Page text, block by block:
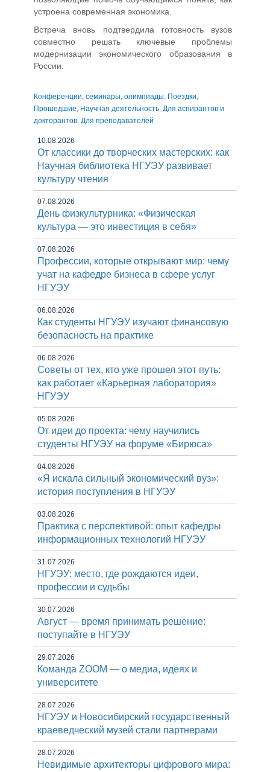
устроена современная экономика.
Встреча вновь подтвердила готовность вузов
совместно решать ключевые проблемы
модернизации экономического образования в
России.
Конференции, семинары, олимпиады, Поездки,
Прошедшие, Научная деятельность, Для аспирантов и
докторантов, Для преподавателей
10.08.2026
От классики до творческих мастерских: как
Научная библиотека НГУЭУ развивает
культуру чтения
07.08.2026
День физкультурника: «Физическая
культура — это инвестиция в себя»
07.08.2026
Профессии, которые открывают мир: чему
учат на кафедре бизнеса в сфере услуг
НГУЭУ
06.08.2026
Как студенты НГУЭУ изучают финансовую
безопасность на практике
06.08.2026
Советы от тех, кто уже прошел этот путь:
как работает «Карьерная лаборатория»
НГУЭУ
05.08.2026
От идеи до проекта: чему научились
студенты НГУЭУ на форуме «Бирюса»
04.08.2026
«Я искала сильный экономический вуз»:
история поступления в НГУЭУ
03.08.2026
Практика с перспективой: опыт кафедры
информационных технологий НГУЭУ
31.07.2026
НГУЭУ: место, где рождаются идеи,
профессии и судьбы
30.07.2026
Август — время принимать решение:
поступайте в НГУЭУ
29.07.2026
Команда ZOOM — о медиа, идеях и
университете
28.07.2026
НГУЭУ и Новосибирский государственный
краеведческий музей стали партнерами
28.07.2026
Невидимые архитекторы цифрового мира: